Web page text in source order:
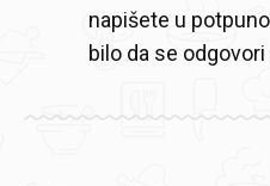
napišete u
bilo da se